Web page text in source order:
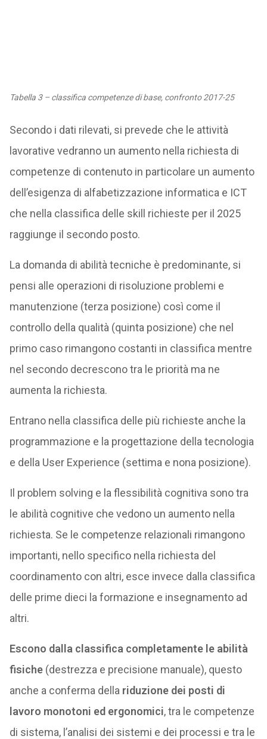
Tabella 3 – classifica competenze di base, confronto 2017-25
Secondo i dati rilevati, si prevede che le attività
lavorative vedranno un aumento nella richiesta di
competenze di contenuto in particolare un aumento
dell’esigenza di alfabetizzazione informatica e ICT
che nella classifica delle skill richieste per il 2025
raggiunge il secondo posto.
La domanda di abilità tecniche è predominante, si
pensi alle operazioni di risoluzione problemi e
manutenzione (terza posizione) così come il
controllo della qualità (quinta posizione) che nel
primo caso rimangono costanti in classifica mentre
nel secondo decrescono tra le priorità ma ne
aumenta la richiesta.
Entrano nella classifica delle più richieste anche la
programmazione e la progettazione della tecnologia
e della User Experience (settima e nona posizione).
Il problem solving e la flessibilità cognitiva sono tra
le abilità cognitive che vedono un aumento nella
richiesta. Se le competenze relazionali rimangono
importanti, nello specifico nella richiesta del
coordinamento con altri, esce invece dalla classifica
delle prime dieci la formazione e insegnamento ad
altri.
Escono dalla classifica completamente le abilità
fisiche (destrezza e precisione manuale), questo
anche a conferma della riduzione dei posti di
lavoro monotoni ed ergonomici, tra le competenze
di sistema, l’analisi dei sistemi e dei processi e tra le